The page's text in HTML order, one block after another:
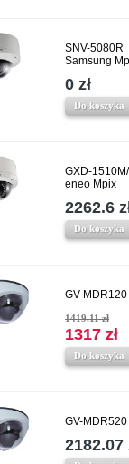
SNV-5080R
Samsung
0 zł
Do koszyka
GXD-
eneo Mpix
2262.6
Do koszyka
GV-
1419.11 zł
1317 zł
Do koszyka
GV-
2182.07